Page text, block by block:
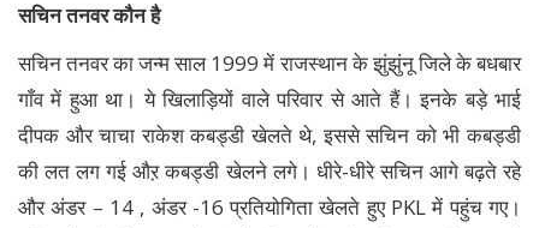
सचिन तनवर कौन है
सचिन तनवर का जन्म साल 1999 में राजस्थान के झुंझुंनू जिले के बधबार
गाँव में हुआ था। ये खिलाड़ियों वाले परिवार से आते हैं। इनके बड़े भाई
दीपक और चाचा राकेश कबड्डी खेलते थे, इससे सचिन को भी कबड्डी
की लत लग गई औऱ कबड्डी खेलने लगे। धीरे-धीरे सचिन आगे बढ़ते रहे
और अंडर – 14 , अंडर -16 प्रतियोगिता खेलते हुए PKL में पहुंच गए।